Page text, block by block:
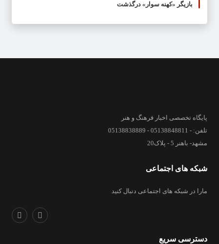
بازیگر «کهنه سوار» درگذشت
پایگاه تخصصی اخبار فرهنگ و هنر
تلفن: - 05138848811 - 05138838889
مشهد- باهنر 5 - پلاک20
شبکه های اجتماعی
مارا در شبکه های اجتماعی دنبال کنید
دسترسی سریع